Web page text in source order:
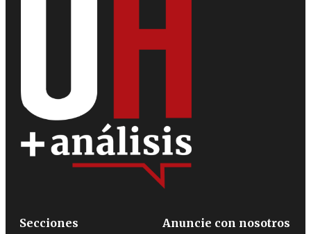
Secciones
Anuncie con nosotros